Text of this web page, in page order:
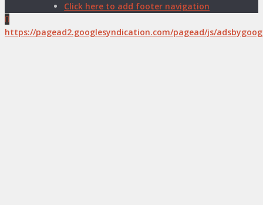
Click here to add footer navigation
https://pagead2.googlesyndication.com/pagead/js/